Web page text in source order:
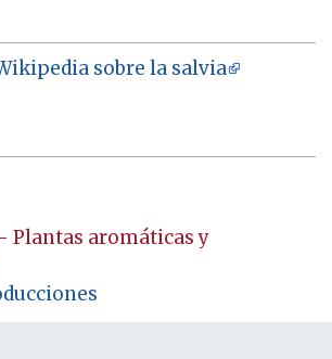
sobre la salvia
aromáticas y